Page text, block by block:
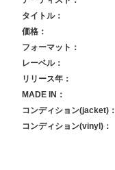
タイトル：
価格：
フォーマット：
レーベル：
リリース年：
MADE IN：
コンディション(jacket)：
コンディション(vinyl)：